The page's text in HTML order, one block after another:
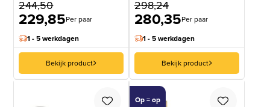
244,50
229,85Per paar
1 - 5 werkdagen
Bekijk product
298,24
280,35Per paar
1 - 5 werkdagen
Bekijk product
Op = op